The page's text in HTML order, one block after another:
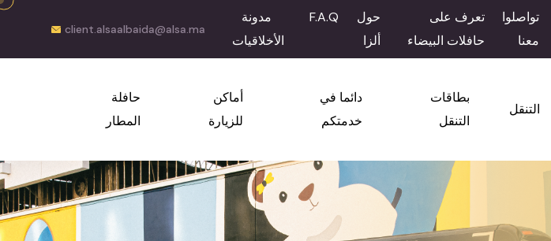
client.alsaalbaida@alsa.ma
تواصلوا
معنا
تعرف على
حافلات البيضاء
حول
ألزا
F.A.Q
مدونة
الأخلاقيات
التنقل
بطاقات
التنقل
دائما في
خدمتكم
أماكن
للزيارة
حافلة
المطار